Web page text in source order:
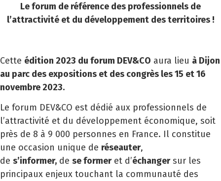
Le forum de référence des professionnels de
l’attractivité et du développement des territoires !
Cette édition 2023 du forum DEV&CO aura lieu à Dijon
au parc des expositions et des congrès les 15 et 16
novembre 2023.
Le forum DEV&CO est dédié aux professionnels de
l’attractivité et du développement économique, soit
près de 8 à 9 000 personnes en France. Il constitue
une occasion unique de réseauter,
de s’informer, de se formeret d’échangersur les
principaux enjeux touchant la communauté des